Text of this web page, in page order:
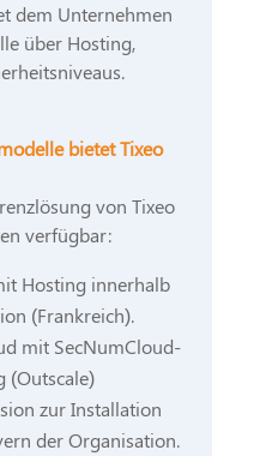
dem Unternehmen
über Hosting,
bietet Tixeo
von Tixeo
verfügbar:
Hosting innerhalb
(Frankreich).
mit SecNumCloud-
(Outscale)
zur Installation
der Organisation.